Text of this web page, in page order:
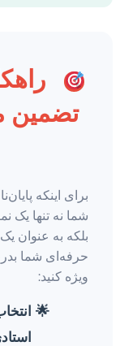
تضمین
برای اینکه
شما نه تنها یک
بلکه به عنوان
حرفه‌ای شما
ویژه کنید: